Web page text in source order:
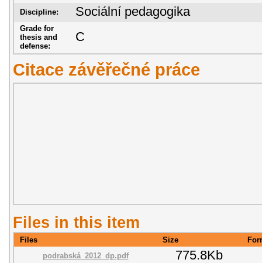
Discipline: Sociální pedagogika
Grade for
thesis and
defense:
C
Citace závěřečné práce
Files in this item
Files Size
podrabská_2012_dp.pdf
775.8Kb